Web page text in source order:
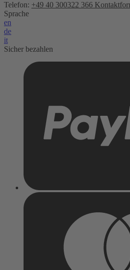
Telefon: +49 40 300322 366
Sprache
en
de
it
Sicher bezahlen